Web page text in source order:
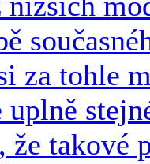
za tohle
že takové